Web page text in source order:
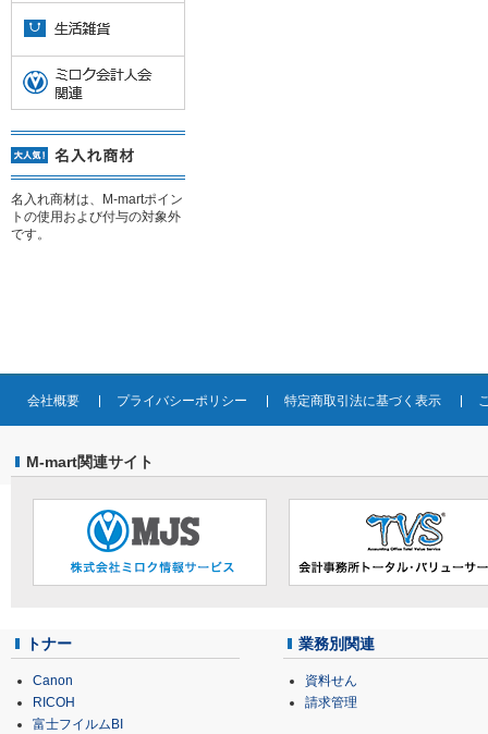
名入れ商材は、M-martポイン
トの使用および付与の対象外
です。
会社概要 プライバシーポリシー 特定商取引法に基づく表示
M-mart関連サイト
トナー
Canon
RICOH
富士フイルムBI
業務別関連
資料せん
請求管理